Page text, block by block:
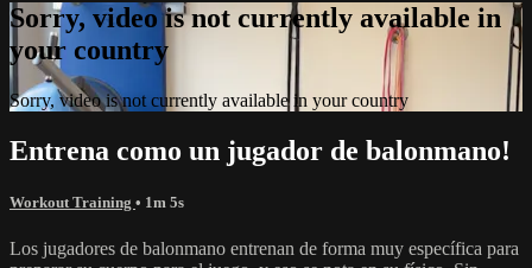
Sorry, video is not currently available in
your country
Sorry, video is not currently available in your country
Entrena como un jugador de balonmano!
Workout Training • 1m 5s
Los jugadores de balonmano entrenan de forma muy específica para